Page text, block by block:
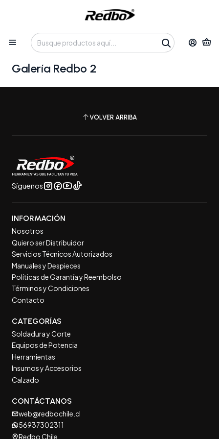
Tienda 100% Online con despacho a domicilio o retiro en
Oficina • Lun-Vie 09:30-14:00 / 15:00-17:30 • 📞 +56 9 3730 2311
Galería Redbo 2
VOLVER ARRIBA
Síguenos
INFORMACIÓN
Nosotros
Quiero ser Distribuidor
Servicios Técnicos Autorizados
Manuales y Despieces
Políticas de Garantía y Reembolso
Términos y Condiciones
Contacto
CATEGORÍAS
Soldadura y Corte
Equipos de Potencia
Herramientas
Insumos y Accesorios
Calzado
CONTÁCTANOS
web@redbochile.cl
56937302311
Redbo Chile